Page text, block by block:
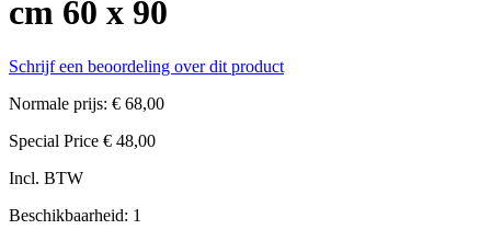
cm 60 x 90
Schrijf een beoordeling over dit product
Normale prijs: € 68,00
Special Price € 48,00
Incl. BTW
Beschikbaarheid: 1